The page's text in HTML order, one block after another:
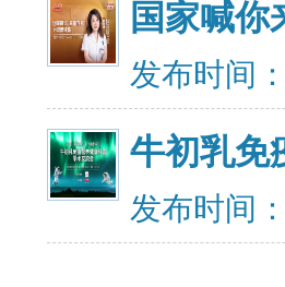
国家喊你
发布时间
牛初乳免
发布时间